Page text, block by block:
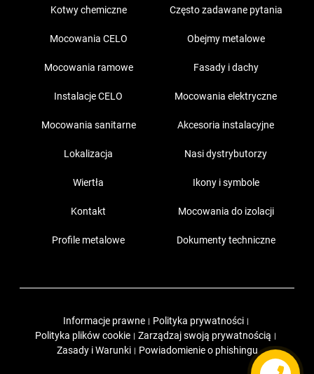
Kotwy chemiczne Często zadawane pytania
Mocowania CELO Obejmy metalowe
Mocowania ramowe Fasady i dachy
Instalacje CELO Mocowania elektryczne
Mocowania sanitarne Akcesoria instalacyjne
Lokalizacja Nasi dystrybutorzy
Wiertła Ikony i symbole
Kontakt Mocowania do izolacji
Profile metalowe Dokumenty techniczne
Informacje prawne | Polityka prywatności |
Polityka plików cookie | Zarządzaj swoją prywatnością |
Zasady i Warunki | Powiadomienie o phishingu